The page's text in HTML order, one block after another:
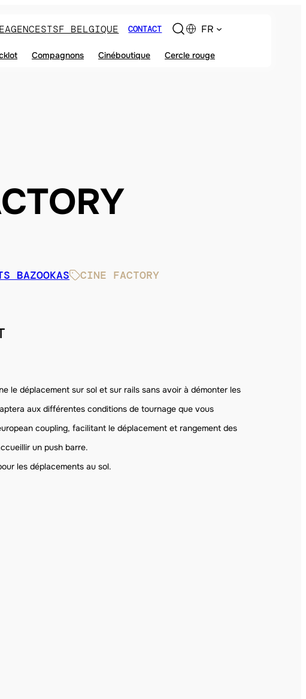
AGENCESTSF BELGIQUE CONTACT FR
Compagnons Cinéboutique Cercle rouge
BAZOOKAS CINE FACTORY
le déplacement sur sol et sur rails sans avoir à démonter les
aux différentes conditions de tournage que vous
coupling, facilitant le déplacement et rangement des
un push barre.
les déplacements au sol.